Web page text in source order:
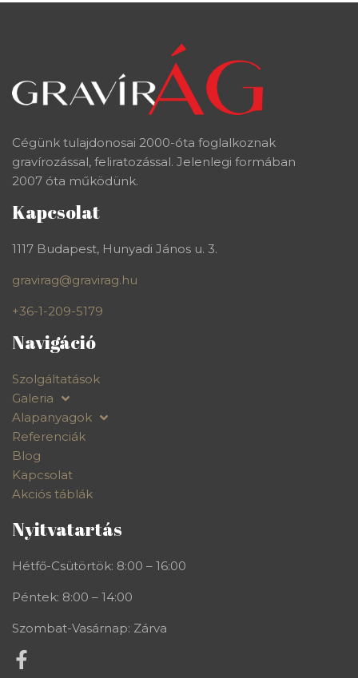
Cégünk tulajdonosai 2000-óta foglalkoznak
gravírozással, feliratozással. Jelenlegi formában
2007 óta működünk.
Kapcsolat
1117 Budapest, Hunyadi János u. 3.
gravirag@gravirag.hu
+36-1-209-5179
Navigáció
Szolgáltatások
Galeria
Alapanyagok
Referenciák
Blog
Kapcsolat
Akciós táblák
Nyitvatartás
Hétfő-Csütörtök: 8:00 – 16:00
Péntek: 8:00 – 14:00
Szombat-Vasárnap: Zárva